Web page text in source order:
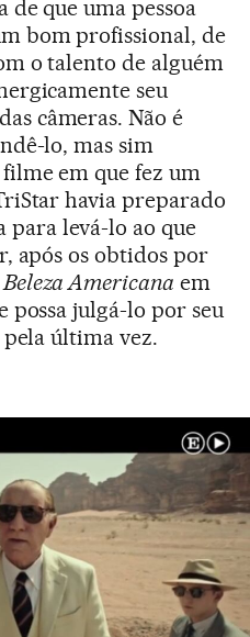
de que uma pessoa
bom profissional, de
o talento de alguém
seu
câmeras. Não é
lo, mas sim
em que fez um
havia preparado
para levá-lo ao que
após os obtidos por
Beleza Americana em
possa julgá-lo por seu
última vez.